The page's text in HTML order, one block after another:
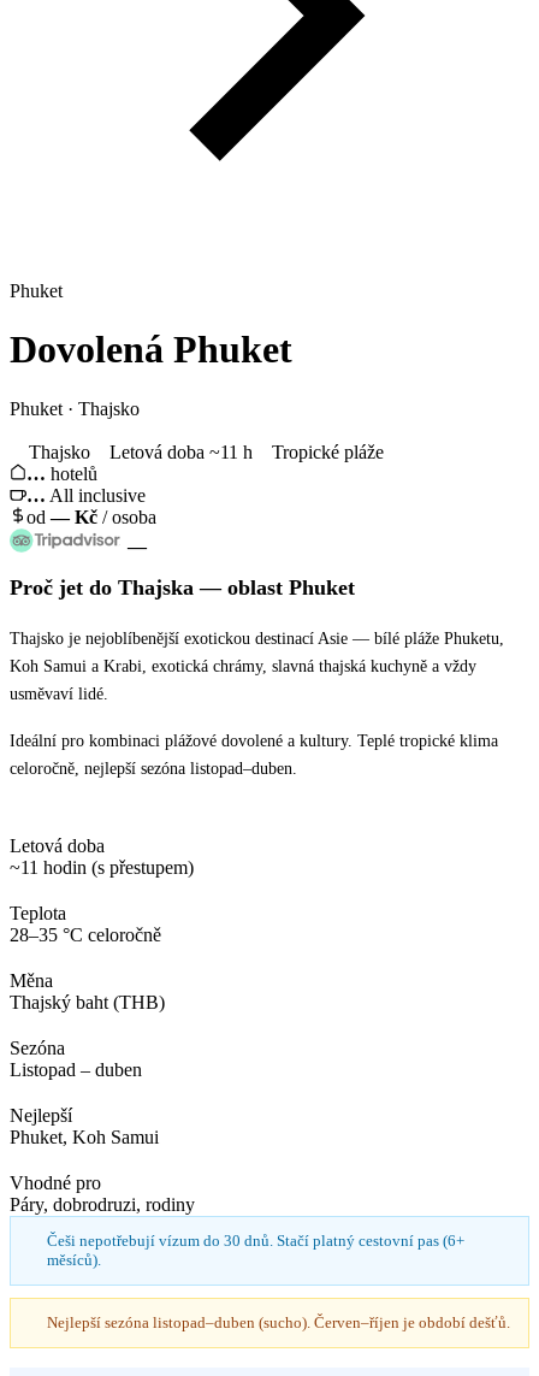
Phuket
Dovolená Phuket
Phuket · Thajsko
Thajsko Letová doba ~11 h
Tropické pláže
… hotelů
… All inclusive
od—Kč / osoba
—
Proč jet do Thajska — oblast Phuket
Thajsko je nejoblíbenější exotickou destinací Asie — bílé pláže Phuketu,
Koh Samui a Krabi, exotická chrámy, slavná thajská kuchyně a vždy
usměvaví lidé.
Ideální pro kombinaci plážové dovolené a kultury. Teplé tropické klima
celoročně, nejlepší sezóna listopad–duben.
Letová doba
~11 hodin (s přestupem)
Teplota
28–35 °C celoročně
Měna
Thajský baht (THB)
Sezóna
Listopad – duben
Nejlepší
Phuket, Koh Samui
Vhodné pro
Páry, dobrodruzi, rodiny
Češi nepotřebují vízum do 30 dnů. Stačí platný cestovní pas (6+
měsíců).
Nejlepší sezóna listopad–duben (sucho). Červen–říjen je období dešťů.